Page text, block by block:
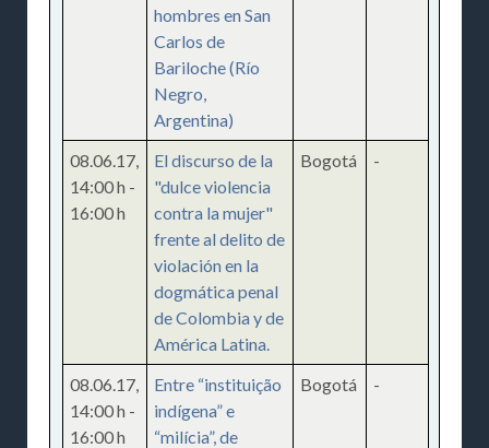
hombres en San
Carlos de
Bariloche (Río
Negro,
Argentina)
08.06.17,
14:00 h -
16:00 h
El discurso de la
"dulce violencia
contra la mujer"
frente al delito de
violación en la
dogmática penal
de Colombia y de
América Latina.
Bogotá -
08.06.17,
14:00 h -
16:00 h
Entre “instituição
indígena” e
“milícia”, de
Bogotá -